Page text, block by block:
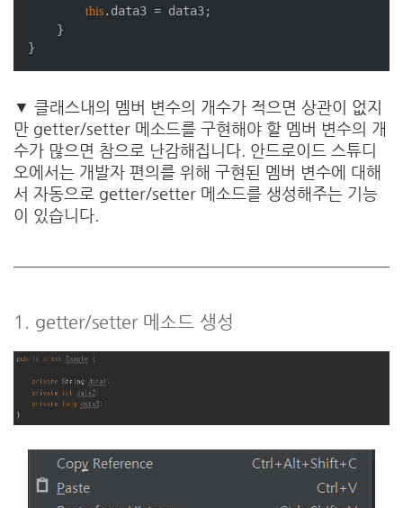
this .data3 = data3;
    }
▼ 클래스내의 멤버 변수의 개수가 적으면 상관이 없지
만 getter/setter 메소드를 구현해야 할 멤버 변수의 개
수가 많으면 참으로 난감해집니다. 안드로이드 스튜디
오에서는 개발자 편의를 위해 구현된 멤버 변수에 대해
서 자동으로 getter/setter 메소드를 생성해주는 기능
이 있습니다.
1. getter/setter 메소드 생성